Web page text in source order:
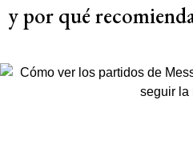
y por qué